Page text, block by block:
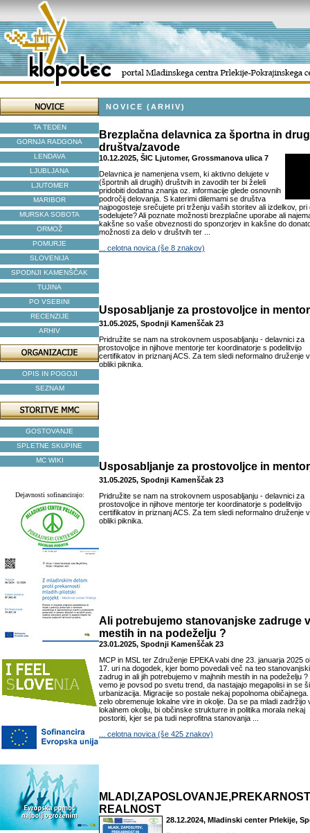
TA TEDEN
GORNJA RADGONA
LENDAVA
LJUBLJANA
LJUTOMER
MARIBOR
MURSKA SOBOTA
ORMOŽ
POMURJE
SLOVENIJA
SPODNJI KAMENŠČAK
TUJINA
PO VSEBINI
RECENZIJE
ARHIV
OPIS IN POGOJI
SEZNAM
GOSTOVANJE
SPLETNE SKUPINE
MC WIKI
Dejavnosti sofinancirajo:
NOVICE (ARHIV)
Brezplačna delavnica za športna in
društva/zavode
10.12.2025, ŠIC Ljutomer, Grossmanova ulica 7
Delavnica je namenjena vsem, ki aktivno delujete v
(športnih ali drugih) društvih in zavodih ter bi želeli
pridobiti dodatna znanja oz. informacije glede osnovnih
področij delovanja. S katerimi dilemami se društva
najpogosteje srečujete pri trženju vaših storitev ali izdelkov, pri
sodelujete? Ali poznate možnosti brezplačne uporabe ali
kakšne so vaše obveznosti do sponzorjev in kakšne do
možnosti za delo v društvih ter ...
... celotna novica (še 8 znakov)
Usposabljanje za prostovoljce in
31.05.2025, Spodnji Kamenščak 23
Pridružite se nam na strokovnem usposabljanju - delavnici za
prostovoljce in njihove mentorje ter koordinatorje s podelitvijo
certifikatov in priznanj ACS. Za tem sledi neformalno druženje v
obliki piknika.
Usposabljanje za prostovoljce in
31.05.2025, Spodnji Kamenščak 23
Pridružite se nam na strokovnem usposabljanju - delavnici za
prostovoljce in njihove mentorje ter koordinatorje s podelitvijo
certifikatov in priznanj ACS. Za tem sledi neformalno druženje v
obliki piknika.
Ali potrebujemo stanovanjske zadruge
mestih in na podeželju ?
23.01.2025, Spodnji Kamenščak 23
MCP in MSL ter Združenje EPEKA vabi dne 23. januarja 2025
17. uri na dogodek, kjer bomo povedali več na teo
zadrug in ali jih potrebujemo v majhnih mestih in na podeželju ?
vemo je povsod po svetu trend, da nastajajo megapolisi in se
urbanizacija. Migracije so postale nekaj popolnoma običajnega.
zelo obremenuje lokalne vire in okolje. Da se pa mladi zadržijo
lokalnem okolju, bi občinske strukturre in politika morala nekaj
postoriti, kjer se pa tudi neprofitna stanovanja ...
... celotna novica (še 425 znakov)
REALNOST
28.12.2024, Mladinski center Prlekije,